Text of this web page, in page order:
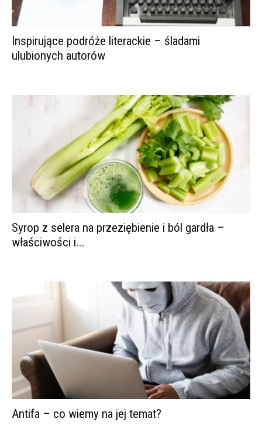
Inspirujące podróże literackie – śladami
ulubionych autorów
Syrop z selera na przeziębienie i ból gardła –
właściwości i...
Antifa – co wiemy na jej temat?